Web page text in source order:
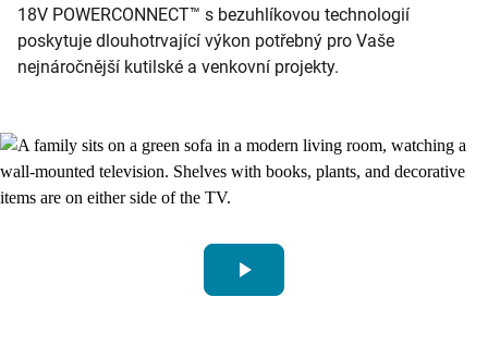
18V POWERCONNECT™ s bezuhlíkovou technologií
poskytuje dlouhotrvající výkon potřebný pro Vaše
nejnáročnější kutilské a venkovní projekty.
play_arrow